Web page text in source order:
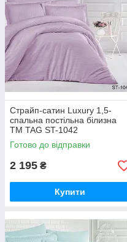
Страйп-сатин Luxury 1,5-
спальна постільна білизна
ТМ TAG ST-1042
Готово до відправки
2 195 ₴
Купити